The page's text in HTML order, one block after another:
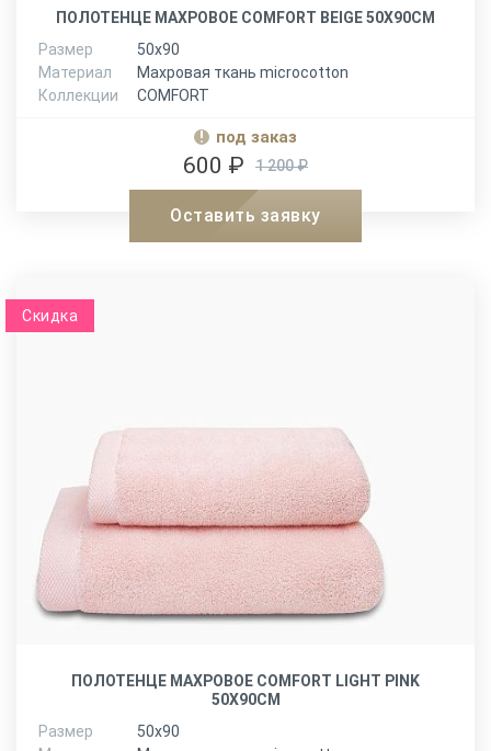
ПОЛОТЕНЦЕ МАХРОВОЕ COMFORT BEIGE 50Х90СМ
Размер
50х90
Материал
Махровая ткань microcotton
Коллекции
COMFORT
под заказ
1 200 ₽
600 ₽
Оставить заявку
Скидка
ПОЛОТЕНЦЕ МАХРОВОЕ COMFORT LIGHT PINK
50Х90СМ
Размер
50х90